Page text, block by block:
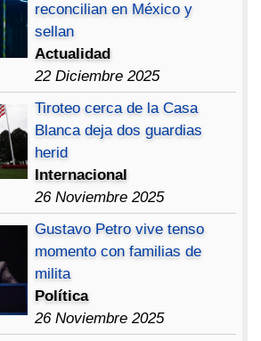
reconcilian en México y
sellan
Actualidad
22 Diciembre 2025
Tiroteo cerca de la Casa
Blanca deja dos guardias
herid
Internacional
26 Noviembre 2025
Gustavo Petro vive tenso
momento con familias de
milita
Política
26 Noviembre 2025